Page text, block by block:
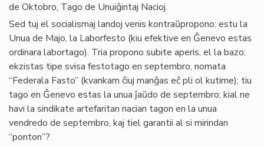
de Oktobro, Tago de Unuiĝintaj Nacioj.
Sed tuj el socialismaj landoj venis kontraŭpropono: estu la
Unua de Majo, la Laborfesto (kiu efektive en Ĝenevo estas
ordinara labortago). Tria propono subite aperis, el la bazo:
ekzistas tipe svisa festotago en septembro, nomata
“Federala Fasto” (kvankam ĉiuj manĝas eĉ pli ol kutime); tiu
tago en Ĝenevo estas la unua ĵaŭdo de septembro; kial ne
havi la sindikate artefaritan nacian tagon en la unua
vendredo de septembro, kaj tiel garantii al si mirindan
“ponton”?